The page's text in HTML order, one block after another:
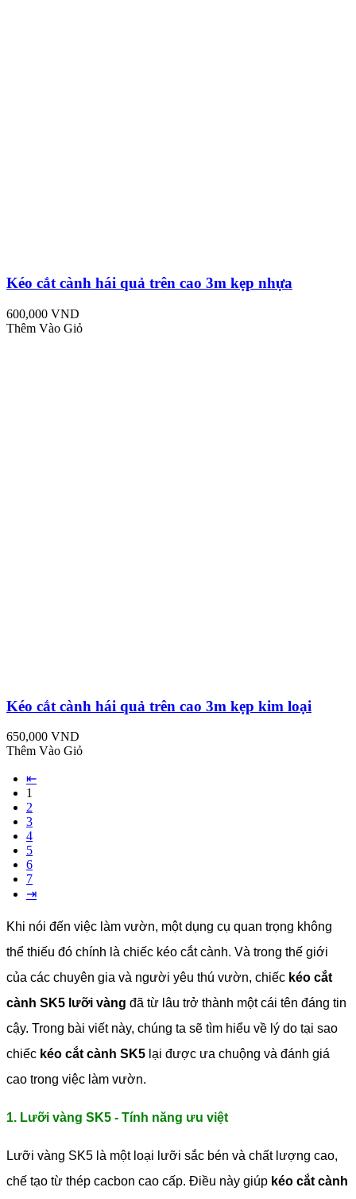
Kéo cắt cành hái quả trên cao 3m kẹp nhựa
600,000 VND
Thêm Vào Giỏ
Kéo cắt cành hái quả trên cao 3m kẹp kim loại
650,000 VND
Thêm Vào Giỏ
⇤
1
2
3
4
5
6
7
⇥
Khi nói đến việc làm vườn, một dụng cụ quan trọng không
thể thiếu đó chính là chiếc kéo cắt cành. Và trong thế giới
của các chuyên gia và người yêu thú vườn, chiếc kéo cắt
cành SK5 lưỡi vàng đã từ lâu trở thành một cái tên đáng tin
cậy. Trong bài viết này, chúng ta sẽ tìm hiểu về lý do tại sao
chiếc kéo cắt cành SK5 lại được ưa chuộng và đánh giá
cao trong việc làm vườn.
1. Lưỡi vàng SK5 - Tính năng ưu việt
Lưỡi vàng SK5 là một loại lưỡi sắc bén và chất lượng cao,
chế tạo từ thép cacbon cao cấp. Điều này giúp kéo cắt cành